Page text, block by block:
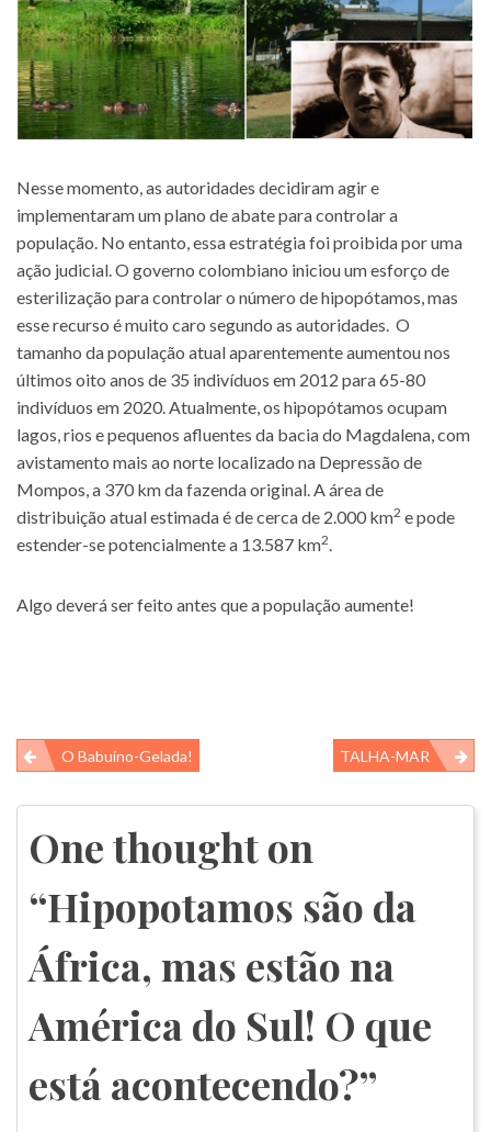
Nesse momento, as autoridades decidiram agir e
implementaram um plano de abate para controlar a
população. No entanto, essa estratégia foi proibida por uma
ação judicial. O governo colombiano iniciou um esforço de
esterilização para controlar o número de hipopótamos, mas
esse recurso é muito caro segundo as autoridades. O
tamanho da população atual aparentemente aumentou nos
últimos oito anos de 35 indivíduos em 2012 para 65-80
indivíduos em 2020. Atualmente, os hipopótamos ocupam
lagos, rios e pequenos afluentes da bacia do Magdalena, com
avistamento mais ao norte localizado na Depressão de
Mompos, a 370 km da fazenda original. A área de
distribuição atual estimada é de cerca de 2.000 km2 e pode
estender-se potencialmente a 13.587 km2.
Algo deverá ser feito antes que a população aumente!
Navegação
de
Post
O Babuíno-Gelada! TALHA-MAR
One thought on
“Hipopotamos são da
África, mas estão na
América do Sul! O que
está acontecendo?”